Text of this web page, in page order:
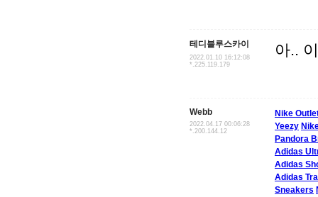
테디블루스카이
2022.01.10 16:12:08
*.225.119.179
아..
Webb
2022.04.17 00:06:28
*.200.144.12
Nike
Yeezy
Pandora
Adidas
Adidas
Adidas
Sneakers